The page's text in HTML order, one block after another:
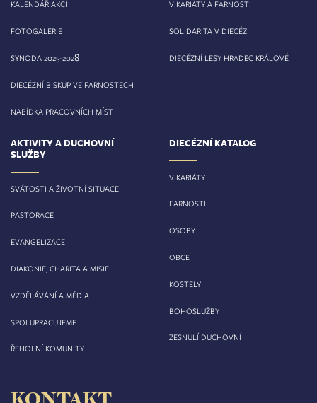
KALENDÁŘ AKCÍ
FOTOGALERIE
SYNODA 2025-2028
DIECÉZNÍ BISKUP VE FARNOSTECH
NABÍDKA PRACOVNÍCH MÍST
VIKARIÁTY A FARNOSTI
SOLIDARITA V DIECÉZI
DIECÉZNÍ LESY HRADEC KRÁLOVÉ
AKTIVITY A DUCHOVNÍ
SLUŽBY
SVÁTOSTI A ŽIVOTNÍ SITUACE
PASTORACE
EVANGELIZACE
DIAKONIE, CHARITA A MISIE
VZDĚLÁVÁNÍ A MÉDIA
SPOLUPRACUJEME
ŘEHOLNÍ KOMUNITY
DIECÉZNÍ KATALOG
VIKARIÁTY
FARNOSTI
OSOBY
OBCE
KOSTELY
BOHOSLUŽBY
ZESNULÍ DUCHOVNÍ